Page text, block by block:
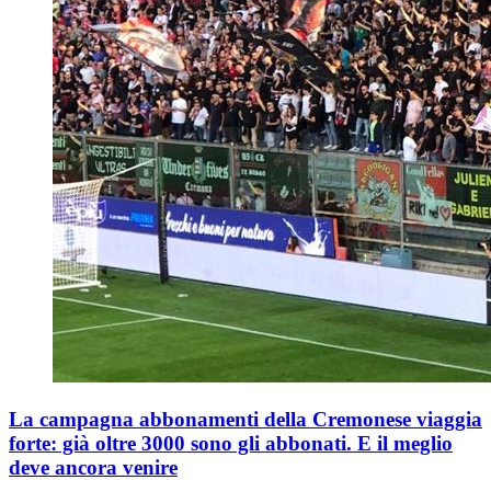
La campagna abbonamenti della Cremonese viaggia
forte: già oltre 3000 sono gli abbonati. E il meglio
deve ancora venire